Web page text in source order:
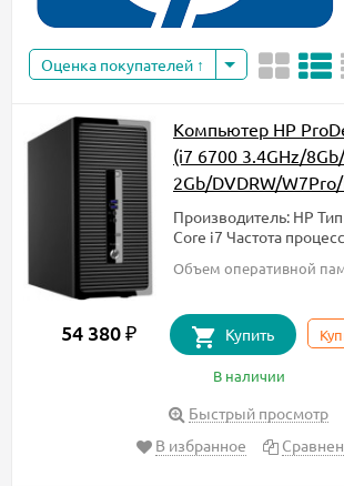
Оценка покупателей
Компьютер HP
(i7 6700 3.4GHz/
2Gb/DVDRW/
Производитель: HP
Core i7 Частота
Объем оперативной
54 380 ₽ Купить
В наличии
Быстрый просмотр
В избранное